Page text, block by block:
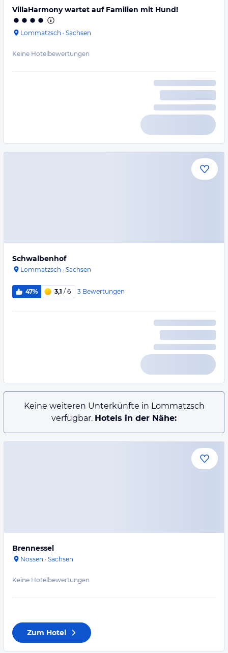
VillaHarmony wartet auf Familien mit Hund!
Lommatzsch · Sachsen
Keine Hotelbewertungen
Schwalbenhof
Lommatzsch · Sachsen
47% 3,1 / 6 3 Bewertungen
Keine weiteren Unterkünfte in Lommatzsch
verfügbar. Hotels in der Nähe:
Brennessel
Nossen · Sachsen
Keine Hotelbewertungen
Zum Hotel